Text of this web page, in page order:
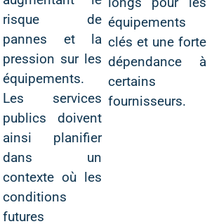
risque de
pannes et la
pression sur les
équipements.
Les services
publics doivent
ainsi planifier
dans un
contexte où les
conditions
futures
équipements
clés et une forte
dépendance à
certains
fournisseurs.